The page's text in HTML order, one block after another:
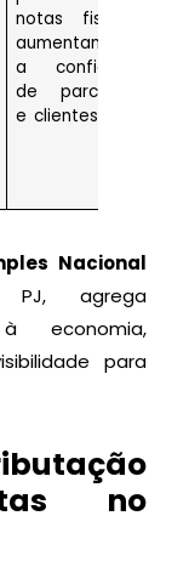
notas fiscais,
aumentando
a confiança
de parceiros
e clientes.
Nacional
agrega
economia,
para
no